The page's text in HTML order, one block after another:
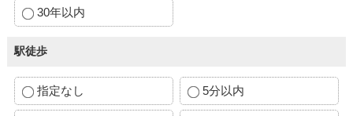
30年以内
駅徒歩
指定なし 5分以内